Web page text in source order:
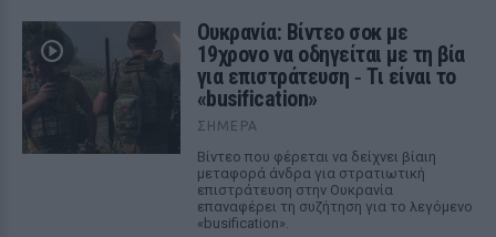
Ουκρανία: Βίντεο σοκ με
19χρονο να οδηγείται με τη βία
για επιστράτευση ‑ Τι είναι το
«busification»
ΣΉΜΕΡΑ
Βίντεο που φέρεται να δείχνει βίαιη
μεταφορά άνδρα για στρατιωτική
επιστράτευση στην Ουκρανία
επαναφέρει τη συζήτηση για το λεγόμενο
«busification».